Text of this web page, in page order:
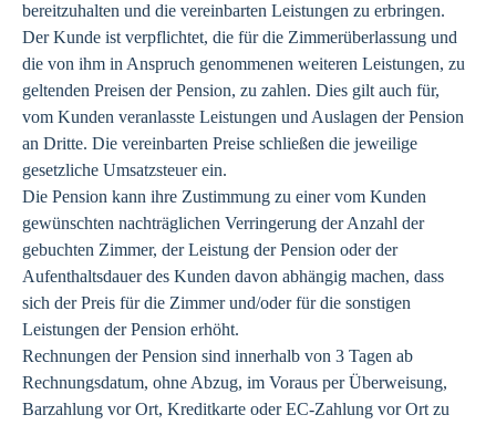
bereitzuhalten und die vereinbarten Leistungen zu erbringen.
Der Kunde ist verpflichtet, die für die Zimmerüberlassung und
die von ihm in Anspruch genommenen weiteren Leistungen, zu
geltenden Preisen der Pension, zu zahlen. Dies gilt auch für,
vom Kunden veranlasste Leistungen und Auslagen der Pension
an Dritte. Die vereinbarten Preise schließen die jeweilige
gesetzliche Umsatzsteuer ein.
Die Pension kann ihre Zustimmung zu einer vom Kunden
gewünschten nachträglichen Verringerung der Anzahl der
gebuchten Zimmer, der Leistung der Pension oder der
Aufenthaltsdauer des Kunden davon abhängig machen, dass
sich der Preis für die Zimmer und/oder für die sonstigen
Leistungen der Pension erhöht.
Rechnungen der Pension sind innerhalb von 3 Tagen ab
Rechnungsdatum, ohne Abzug, im Voraus per Überweisung,
Barzahlung vor Ort, Kreditkarte oder EC-Zahlung vor Ort zu